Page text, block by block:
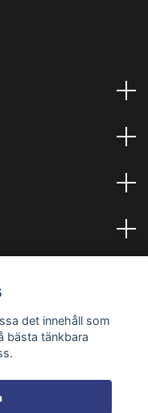
reserverade
det innehåll som
bästa tänkbara